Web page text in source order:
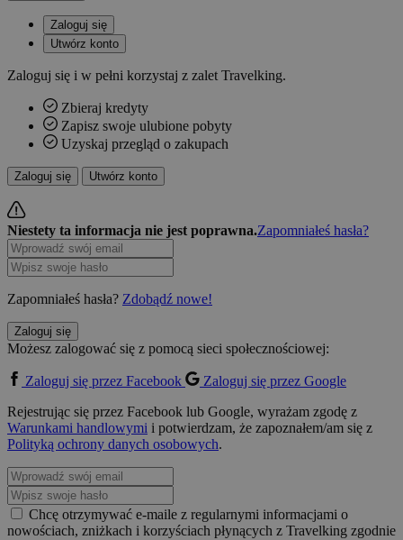
Zaloguj się
Utwórz konto
Zaloguj się i w pełni korzystaj z zalet Travelking.
Zbieraj kredyty
Zapisz swoje ulubione pobyty
Uzyskaj przegląd o zakupach
Zaloguj się Utwórz konto
Niestety ta informacja nie jest poprawna.Zapomniałeś hasła?
Zapomniałeś hasła? Zdobądź nowe!
Zaloguj się
Możesz zalogować się z pomocą sieci społecznościowej:
Zaloguj się przez Facebook
Zaloguj się przez Google
Rejestrując się przez Facebook lub Google, wyrażam zgodę z
Warunkami handlowymi i potwierdzam, że zapoznałem/am się z
Polityką ochrony danych osobowych.
Chcę otrzymywać e-maile z regularnymi informacjami o
nowościach, zniżkach i korzyściach płynących z Travelking zgodnie